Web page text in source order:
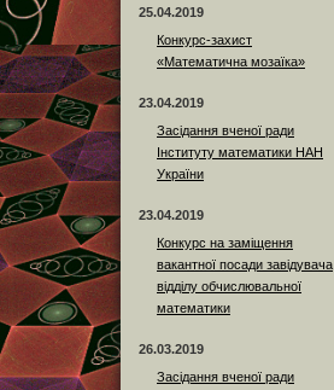
25.04.2019
Конкурс-захист
«Математична мозаїка»
23.04.2019
Засідання вченої ради
Інституту математики НАН
України
23.04.2019
Конкурс на заміщення
вакантної посади завідувача
відділу обчислювальної
математики
26.03.2019
Засідання вченої ради